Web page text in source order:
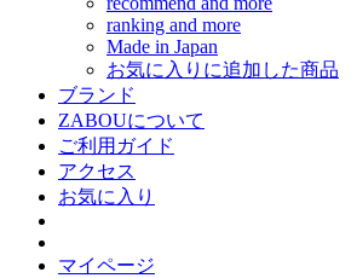
ranking and more
Made in Japan
お気に入りに追加した商品
ブランド
ZABOUについて
ご利用ガイド
アクセス
お気に入り
マイページ